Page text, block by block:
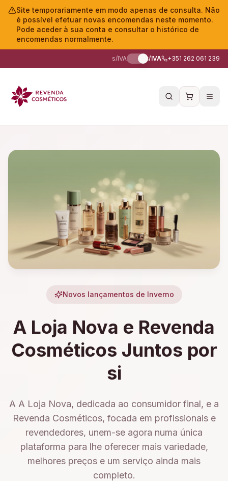
Site temporariamente em modo apenas de consulta. Não
é possível efetuar novas encomendas neste momento.
Pode aceder à sua conta e consultar o histórico de
encomendas normalmente.
s/IVA c/IVA +351 262 061 239
Novos lançamentos de Inverno
A Loja Nova e Revenda
Cosméticos Juntos por
si
A A Loja Nova, dedicada ao consumidor final, e a
Revenda Cosméticos, focada em profissionais e
revendedores, unem-se agora numa única
plataforma para lhe oferecer mais variedade,
melhores preços e um serviço ainda mais
completo.